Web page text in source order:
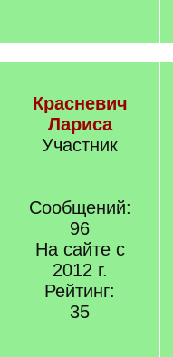
Красневич
Лариса
Участник
Сообщений:
96
На сайте с
2012 г.
Рейтинг:
35